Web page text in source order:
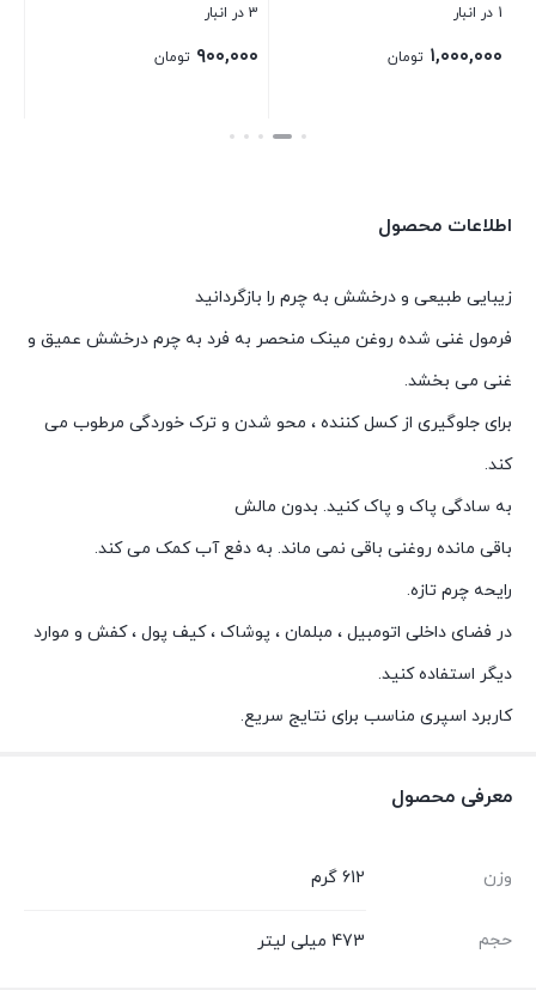
1 در انبار
۱,۰۰۰,۰۰۰ تومان
3 در انبار
۹۰۰,۰۰۰ تومان
بستن
اطلاعات محصول
زیبایی طبیعی و درخشش به چرم را بازگردانید
فرمول غنی شده روغن مینک منحصر به فرد به چرم درخشش عمیق و
غنی می بخشد.
برای جلوگیری از کسل کننده ، محو شدن و ترک خوردگی مرطوب می
کند.
به سادگی پاک و پاک کنید. بدون مالش
باقی مانده روغنی باقی نمی ماند. به دفع آب کمک می کند.
رایحه چرم تازه.
در فضای داخلی اتومبیل ، مبلمان ، پوشاک ، کیف پول ، کفش و موارد
دیگر استفاده کنید.
کاربرد اسپری مناسب برای نتایج سریع.
معرفی محصول
وزن 612 گرم
حجم 473 میلی لیتر